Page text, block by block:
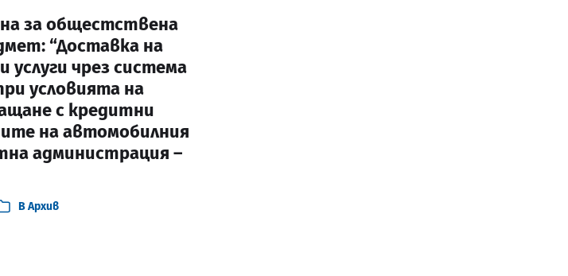
за общестствена
“Доставка на
услуги чрез система
условията на
с кредитни
на автомобилния
администрация –
ВАрхив